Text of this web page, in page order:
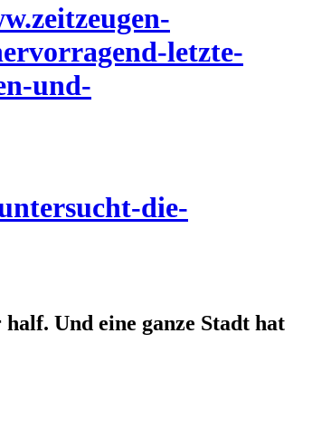
letzte-
und-
die-
Und eine ganze Stadt hat